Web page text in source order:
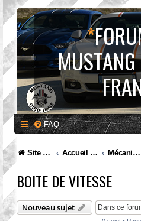
*
FAQ
Site internet MCF Accueil Forum Mécanique et entretien
BOITE DE VITESSE
Nouveau sujet